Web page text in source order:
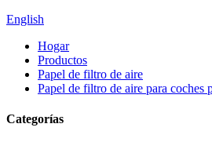
English
Hogar
Productos
Papel de filtro de aire
Papel de filtro de aire para coches
Categorías